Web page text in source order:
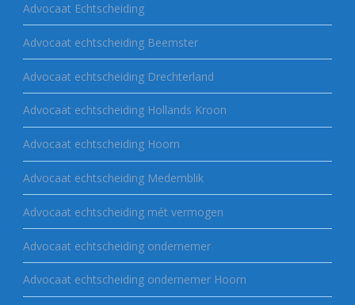
Advocaat Echtscheiding
Advocaat echtscheiding Beemster
Advocaat echtscheiding Drechterland
Advocaat echtscheiding Hollands Kroon
Advocaat echtscheiding Hoorn
Advocaat echtscheiding Medemblik
Advocaat echtscheiding mét vermogen
Advocaat echtscheiding ondernemer
Advocaat echtscheiding ondernemer Hoorn